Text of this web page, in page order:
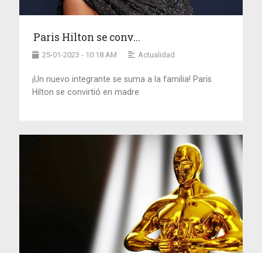
Paris Hilton se conv...
25-01-2023 - 10:18 AM Actualidad
¡Un nuevo integrante se suma a la familia! Paris
Hilton se convirtió en madre